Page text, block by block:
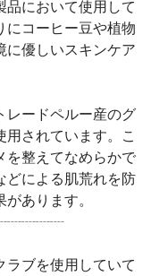
品において使用して
にコーヒー豆や植物
に優しいスキンケア
レードペルー産のグ
用されています。こ
を整えてなめらかで
どによる肌荒れを防
あります。
ラブを使用していて